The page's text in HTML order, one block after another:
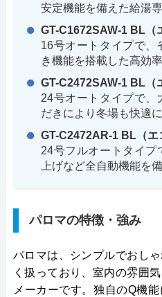
安定機能を備えた給湯専
GT-C1672SAW-1 BL（
16号オートタイプで、
き機能を搭載した高効率
GT-C2472SAW-1 BL（
24号オートタイプで、
だきにより冬場も快適に
GT-C2472AR-1 BL（エ
24号フルオートタイプ
上げなど全自動機能を
パロマの特徴・強み
パロマは、シンプルでおし
く扱っており、室内の雰囲
メーカーです。独自のQ機